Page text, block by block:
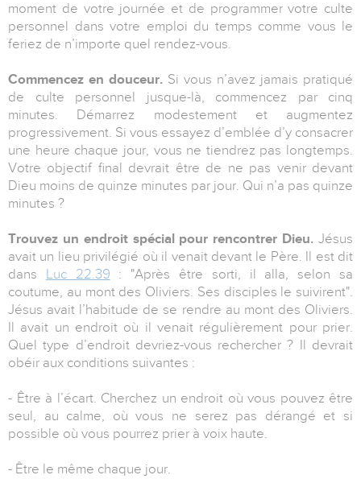
moment de votre journée et de programmer votre culte
personnel dans votre emploi du temps comme vous le
feriez de n’importe quel rendez-vous.
Commencez en douceur. Si vous n’avez jamais pratiqué
de culte personnel jusque-là, commencez par cinq
minutes. Démarrez modestement et augmentez
progressivement. Si vous essayez d’emblée d’y consacrer
une heure chaque jour, vous ne tiendrez pas longtemps.
Votre objectif final devrait être de ne pas venir devant
Dieu moins de quinze minutes par jour. Qui n’a pas quinze
minutes ?
Trouvez un endroit spécial pour rencontrer Dieu. Jésus
avait un lieu privilégié où il venait devant le Père. Il est dit
dans
Luc 22.39 : "Après être sorti, il alla, selon sa
coutume, au mont des Oliviers. Ses disciples le suivirent".
Jésus avait l’habitude de se rendre au mont des Oliviers.
Il avait un endroit où il venait régulièrement pour prier.
Quel type d’endroit devriez-vous rechercher ? Il devrait
obéir aux conditions suivantes :
- Être à l’écart. Cherchez un endroit où vous pouvez être
seul, au calme, où vous ne serez pas dérangé et si
possible où vous pourrez prier à voix haute.
- Être le même chaque jour.